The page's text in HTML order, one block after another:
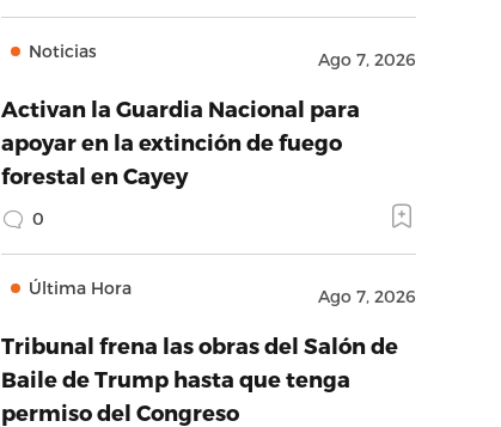
Noticias Ago 7, 2026
Activan la Guardia Nacional para
apoyar en la extinción de fuego
forestal en Cayey
0
Última Hora Ago 7, 2026
Tribunal frena las obras del Salón de
Baile de Trump hasta que tenga
permiso del Congreso